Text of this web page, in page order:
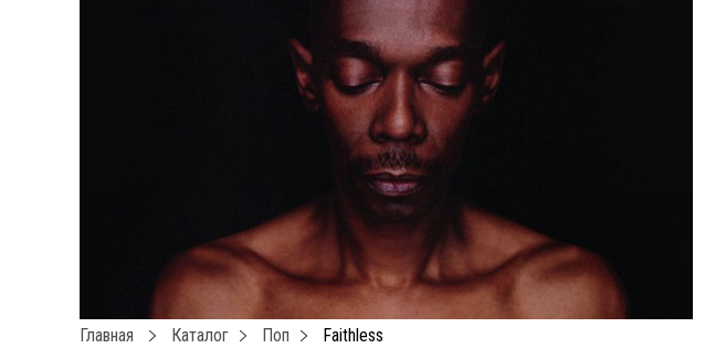
Главная Каталог Поп Faithless